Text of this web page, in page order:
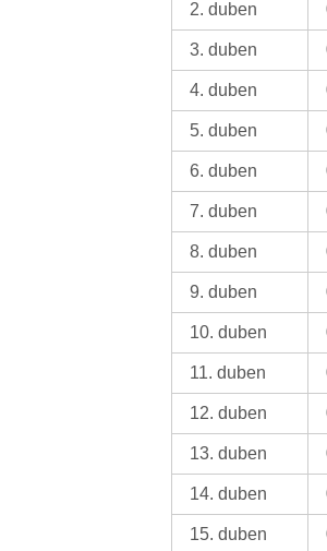
2. duben
3. duben
4. duben
5. duben
6. duben
7. duben
8. duben
9. duben
10. duben
11. duben
12. duben
13. duben
14. duben
15. duben